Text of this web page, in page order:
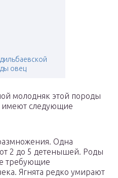
овец
молодняк этой породы
имеют следующие
Одна
2 до 5 детенышей. Роды
требующие
Ягнята редко умирают